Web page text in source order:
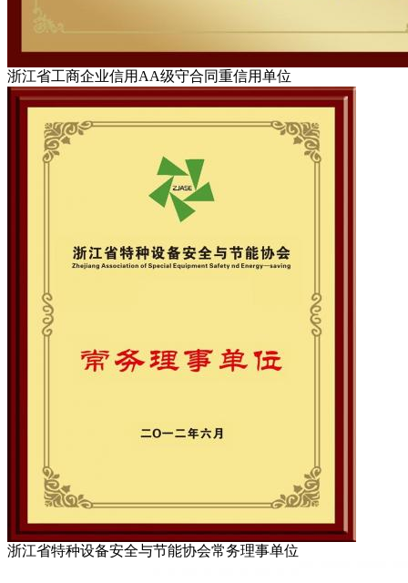
浙江省工商企业信用AA级守合同重信用单位
浙江省特种设备安全与节能协会常务理事单位